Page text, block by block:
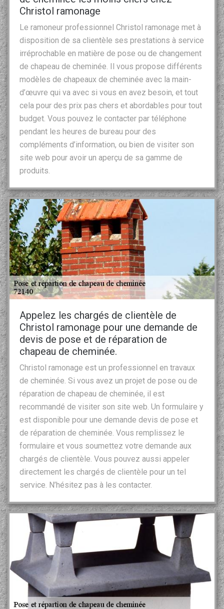
Christol ramonage
Le ramoneur professionnel Christol ramonage met à
disposition de sa clientèle ses prestations à service
irréprochable en matière de pose ou de changement
de chapeau de cheminée. Il vous propose différents
modèles de chapeaux de cheminée avec la main-
d’œuvre qui va avec si vous en avez besoin, et tout
cela pour des prix pas chers et abordables pour tout
budget. Vous pouvez le contacter par téléphone
pendant les heures de bureau pour des
compléments d’information, ou bien de visiter son
site web pour avoir un aperçu de sa gamme de
produits.
Appelez les chargés de clientèle de
Christol ramonage pour une demande de
devis de pose et de réparation de
chapeau de cheminée.
Christol ramonage est un professionnel en travaux
de cheminée. Si vous avez un projet de pose ou de
réparation de chapeau de cheminée, il est
recommandé de visiter son site web. Un formulaire y
est disponible pour une demande devis de pose et
de réparation de cheminée. Vous remplissez le
formulaire et vous soumettez votre demande aux
chargés de clientèle. Vous pouvez aussi appeler
directement les chargés de clientèle pour un tel
service. N’hésitez pas à les contacter.